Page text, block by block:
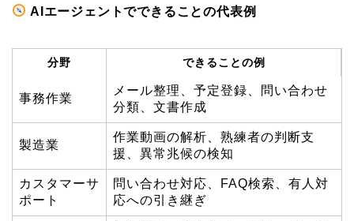
AIエージェントでできることの代表例
分野 できることの例
事務作業
メール整理、予定登録、問い合わせ
分類、文書作成
製造業
作業動画の解析、熟練者の判断支
援、異常兆候の検知
カスタマーサ
ポート
問い合わせ対応、FAQ検索、有人対
応への引き継ぎ